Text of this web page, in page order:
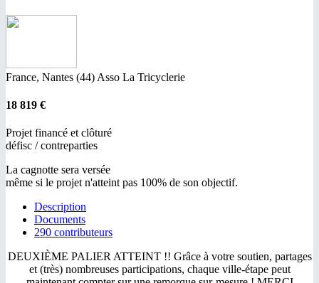
France, Nantes (44) Asso La Tricyclerie
18 819 €
Projet financé et clôturé
défisc / contreparties
La cagnotte sera versée
même si le projet n'atteint pas 100% de son objectif.
Description
Documents
290 contributeurs
DEUXIÈME PALIER ATTEINT !! Grâce à votre soutien, partages
et (très) nombreuses participations, chaque ville-étape peut